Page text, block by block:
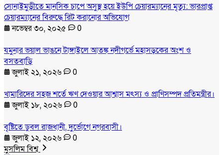
সোনাইমুড়ীতে মানসিক চাপে অসুস্থ হয়ে ইউপি চেয়ারম্যানের মৃত্যু: ভারপ্রাপ্ত
চেয়ারম্যানের বিরুদ্ধে রিট করানোর অভিযোগ
নভেম্বর ৩০, ২০২৫
0
যমুনার ভয়াল ভাঙনে টাঙ্গাইলে আতঙ্ক নদীগর্ভে মহাসড়কের অংশ ও
বসতবাড়ি
জুলাই ২১, ২০২৬
0
খামারিদের সহজ শর্তে ঋণ দেওয়ার আশ্বাস মৎস্য ও প্রাণিসম্পদ প্রতিমন্ত্রীর।
জুলাই ১৮, ২০২৬
0
বৃষ্টিতে ডুবল রাজধানী, দুর্ভোগে নগরবাসী।
জুলাই ১২, ২০২৬
0
মুসলিম বিশ্ব